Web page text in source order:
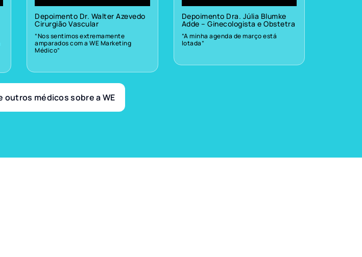
Depoimento Dr. Walter Azevedo
Cirurgião Vascular
“Nos sentimos extremamente
amparados com a WE Marketing
Médico”
Depoimento Dra. Júlia Blumke
Adde – Ginecologista e Obstetra
“A minha agenda de março está
lotada”
outros médicos sobre a WE